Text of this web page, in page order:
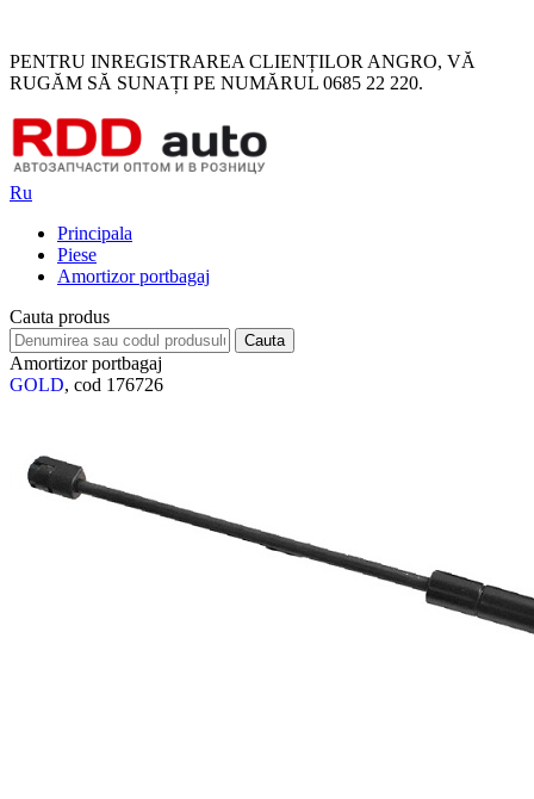
PENTRU INREGISTRAREA CLIENȚILOR ANGRO, VĂ
RUGĂM SĂ SUNAȚI PE NUMĂRUL 0685 22 220.
Ru
Principala
Piese
Amortizor portbagaj
Cauta produs
Amortizor portbagaj
GOLD, cod 176726